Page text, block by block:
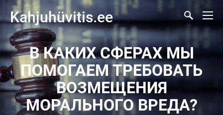
Kahjuhüvitis.ee
В КАКИХ СФЕРАХ МЫ
ПОМОГАЕМ ТРЕБОВАТЬ
ВОЗМЕЩЕНИЯ
МОРАЛЬНОГО ВРЕДА?